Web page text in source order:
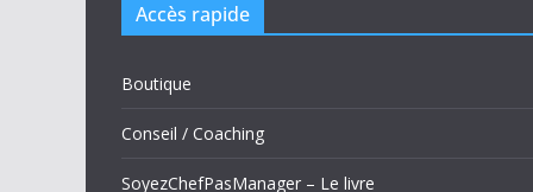
Accès rapide
Boutique
Conseil / Coaching
SoyezChefPasManager – Le livre